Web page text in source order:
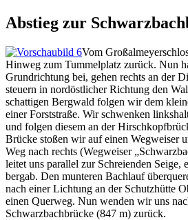
Abstieg zur
Vom
Hinweg zum Tummelplatz zurück. Nun
Grundrichtung bei, gehen rechts an der
steuern in nordöstlicher Richtung den
schattigen Bergwald folgen wir dem
einer Forststraße. Wir schwenken
und folgen diesem an der
Brücke stoßen wir auf einen Wegweiser
Weg nach rechts (Wegweiser
leitet uns parallel zur Schreienden Seige,
bergab. Den munteren Bachlauf
nach einer Lichtung an der Schutzhütte
einen Querweg. Nun wenden wir uns
Schwarzbachbrücke (847 m) zurück.